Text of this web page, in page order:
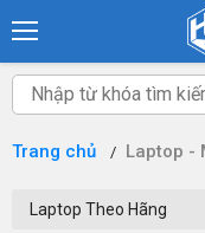
Trang chủ Laptop -
Laptop Theo Hãng